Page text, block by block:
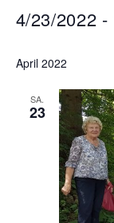
4/23/2022 -
wählen.
April 2022
SA.
23